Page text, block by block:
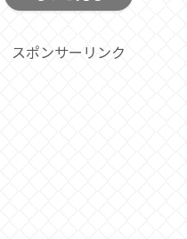
スポンサーリンク